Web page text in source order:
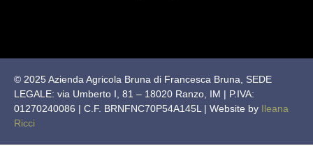
© 2025 Azienda Agricola Bruna di Francesca Bruna, SEDE
LEGALE: via Umberto I, 81 – 18020 Ranzo, IM | P.IVA:
01270240086 | C.F. BRNFNC70P54A145L | Website by Ileana
Ricci